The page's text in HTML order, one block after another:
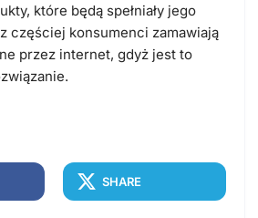
które będą spełniały jego
częściej konsumenci zamawiają
przez internet, gdyż jest to
SHARE